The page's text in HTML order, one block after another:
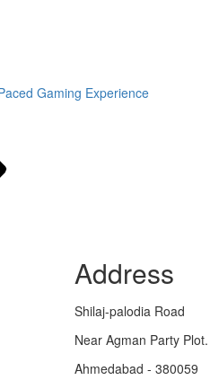
Gaming Experience
Address
Shilaj-palodia Road
Near Agman Party Plot.
Ahmedabad - 380059